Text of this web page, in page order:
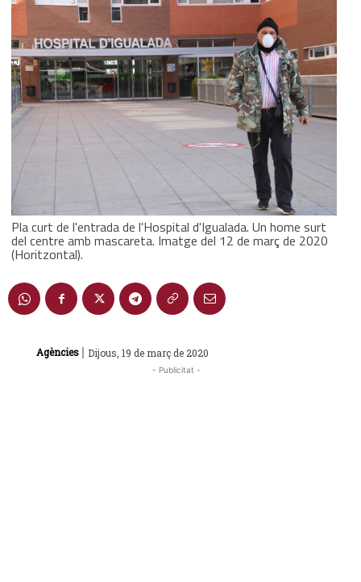
Pla curt de l'entrada de l'Hospital d'Igualada. Un home surt
del centre amb mascareta. Imatge del 12 de març de 2020
(Horitzontal).
Agències | Dijous, 19 de març de 2020
- Publicitat -